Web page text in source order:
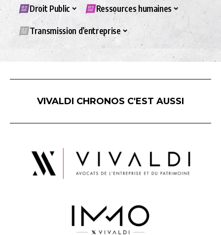
Droit Public Ressources humaines
Transmission d’entreprise
VIVALDI CHRONOS C'EST AUSSI